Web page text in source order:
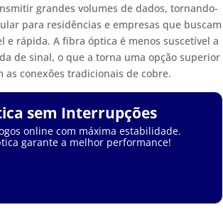
grandes volumes de dados, tornando-
para residências e empresas que buscam
e rápida. A fibra óptica é menos suscetível a
de sinal, o que a torna uma opção superior
as conexões tradicionais de cobre.
sem Interrupções
online com máxima estabilidade.
garante a melhor performance!